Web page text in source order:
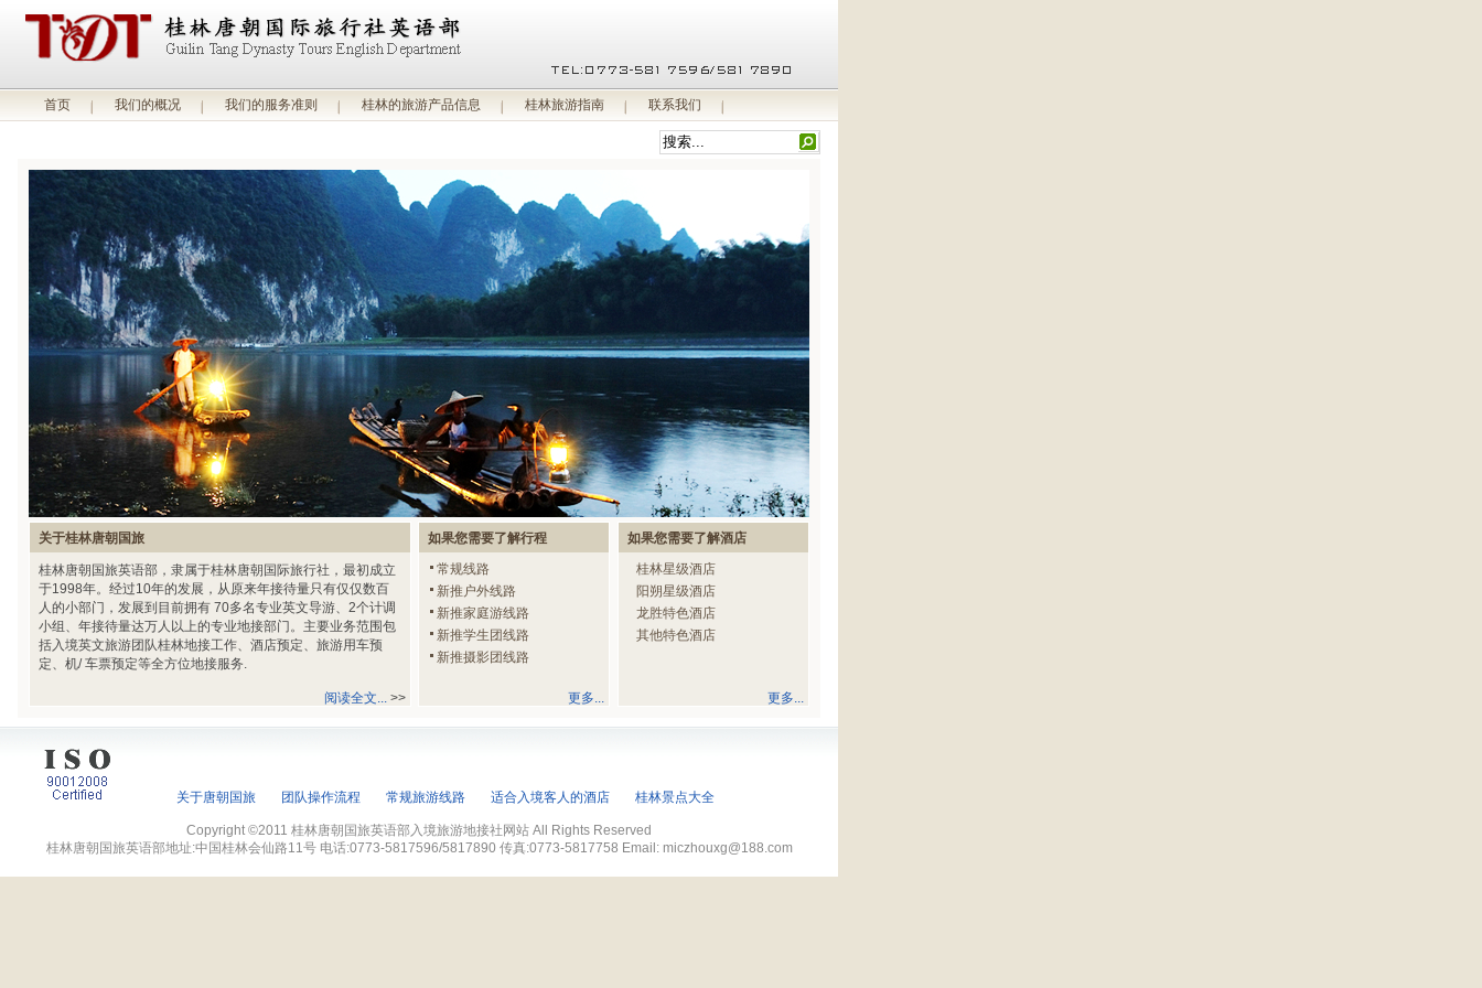
首页 我们的概况 我们的服务准则 桂林的旅游产品信息 桂林旅游指南 联系我们
关于桂林唐朝国旅
桂林唐朝国旅英语部，隶属于桂林唐朝国际旅行社，最初成立
于1998年。经过10年的发展，从原来年接待量只有仅仅数百
人的小部门，发展到目前拥有 70多名专业英文导游、2个计调
小组、年接待量达万人以上的专业地接部门。主要业务范围包
括入境英文旅游团队桂林地接工作、酒店预定、旅游用车预
定、机/ 车票预定等全方位地接服务.
阅读全文... >>
如果您需要了解行程
常规线路
新推户外线路
新推家庭游线路
新推学生团线路
新推摄影团线路
更多...
如果您需要了解酒店
桂林星级酒店
阳朔星级酒店
龙胜特色酒店
其他特色酒店
更多...
关于唐朝国旅 团队操作流程 常规旅游线路 适合入境客人的酒店 桂林景点大全
Copyright ©2011 桂林唐朝国旅英语部入境旅游地接社网站 All Rights Reserved
桂林唐朝国旅英语部地址:中国桂林会仙路11号 电话:0773-5817596/5817890 传真:0773-5817758 Email: miczhouxg@188.com